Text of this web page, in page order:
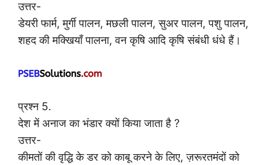
उत्तर-
डेयरी फार्म, मुर्गी पालन, मछली पालन, सुअर पालन, पशु पालन,
शहद की मक्खियाँ पालना, वन कृषि आदि कृषि संबंधी धंधे हैं।
प्रश्न 5.
देश में अनाज का भंडार क्यों किया जाता है ?
उत्तर-
कीमतों की वृद्धि के डर को काबू करने के लिए, ज़रूरतमंदों को